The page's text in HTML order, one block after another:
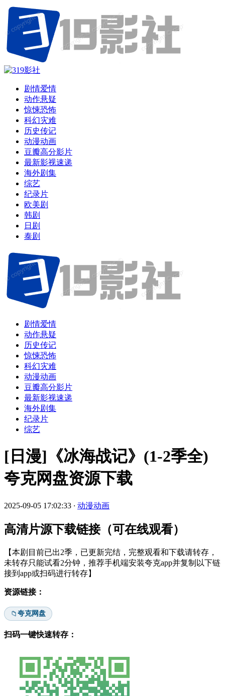
剧情爱情
动作悬疑
惊悚恐怖
科幻灾难
历史传记
动漫动画
豆瓣高分影片
最新影视速递
海外剧集
综艺
纪录片
欧美剧
韩剧
日剧
泰剧
剧情爱情
动作悬疑
历史传记
惊悚恐怖
科幻灾难
动漫动画
豆瓣高分影片
最新影视速递
海外剧集
纪录片
综艺
[日漫]《冰海战记》(1-2季全)
夸克网盘资源下载
2025-09-05 17:02:33 · 动漫动画
高清片源下载链接（可在线观看）
【本剧目前已出2季，已更新完结，完整观看和下载请转存，
未转存只能试看2分钟，推荐手机端安装夸克app并复制以下链
接到app或扫码进行转存】
资源链接：
📁夸克网盘
扫码一键快速转存：